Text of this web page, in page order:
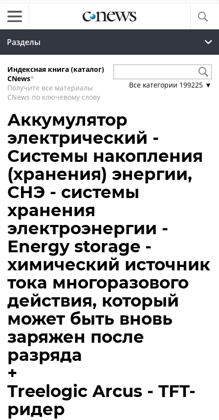
Разделы
Индексная книга (каталог)
CNews*
Получите все материалы
CNews по ключевому слову
Все категории 199225 ▼
Аккумулятор
электрический -
Системы накопления
(хранения) энергии,
СНЭ - системы
хранения
электроэнергии -
Energy storage -
химический источник
тока многоразового
действия, который
может быть вновь
заряжен после
разряда
+
Treelogic Arcus - TFT-
ридер